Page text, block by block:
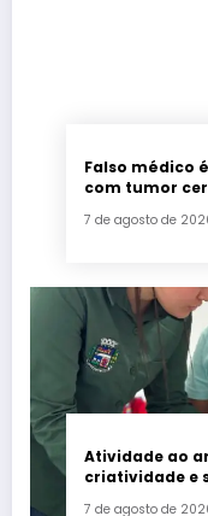
Falso médico
com tumor
7 de agosto de
Atividade ao
criatividade e
7 de agosto de